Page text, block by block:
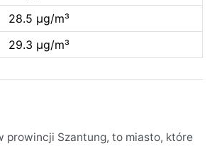
28.5 µg/m³
29.3 µg/m³
prowincji Szantung, to miasto, które